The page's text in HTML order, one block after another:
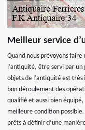
Meilleur service
Quand nous prévoyons
l’antiquité, être servi par un
objets de l’antiquité est
bon déroulement des
qualifié et aussi bien équipé,
meilleure condition
prêts à définir d’une